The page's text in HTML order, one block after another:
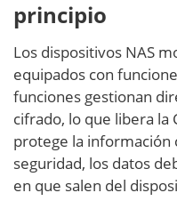
principio
Los dispositivos NAS
equipados con
funciones gestionan
cifrado, lo que libera la
protege la información
seguridad, los datos
en que salen del